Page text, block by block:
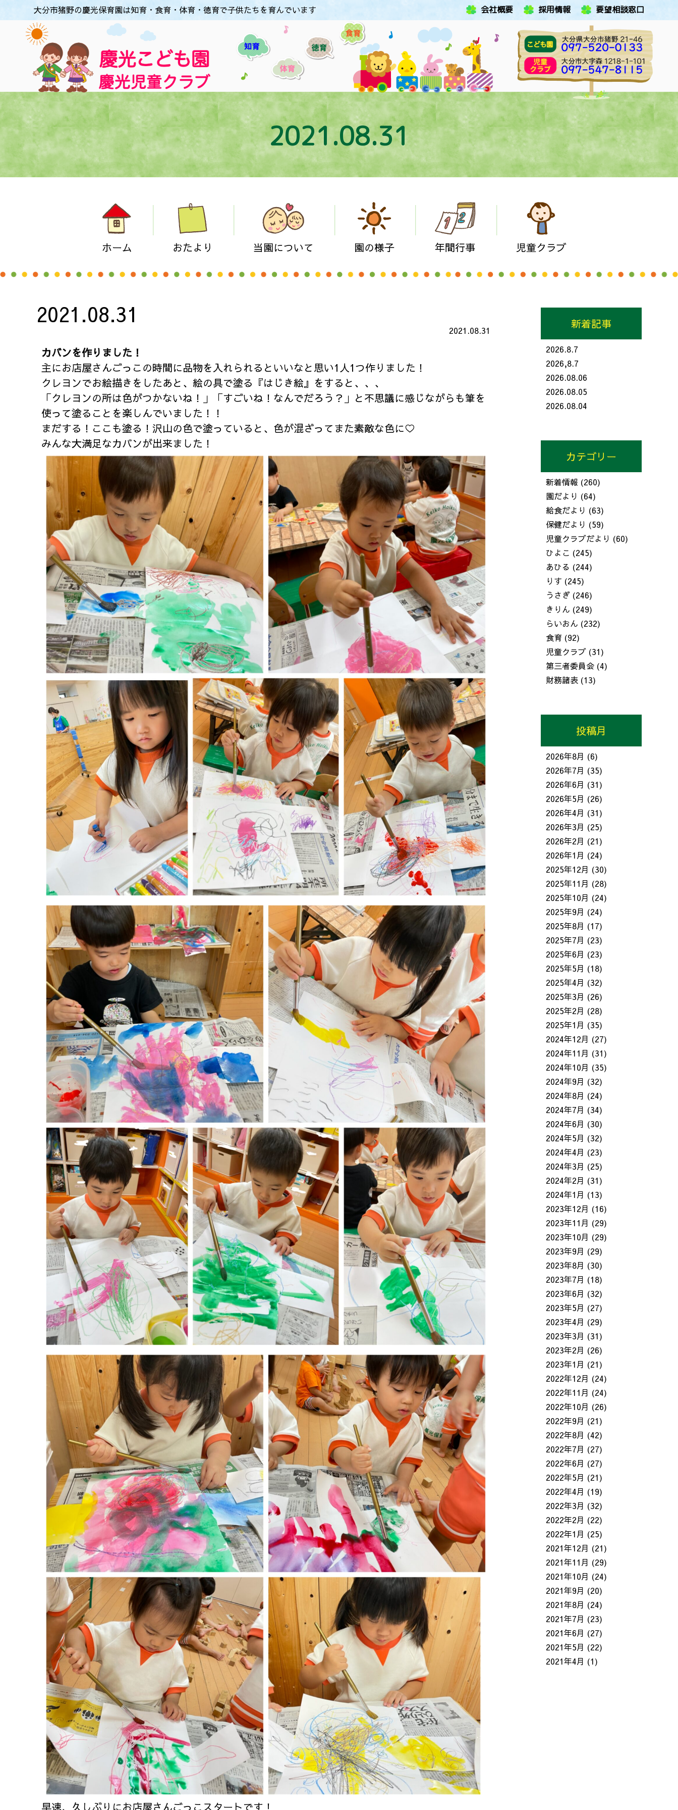
大分市猪野の慶光保育園は知育・食育・体育・徳育で子供たちを育んでいます 会社概要 採用情報 要望相談窓口
2021.08.31
ホーム おたより 当園について 園の様子 年間行事 児童クラブ
2021.08.31
2021.08.31
カバンを作りました！
主にお店屋さんごっこの時間に品物を入れられるといいなと思い1人1つ作りました！
クレヨンでお絵描きをしたあと、絵の具で塗る『はじき絵』をすると、、、
「クレヨンの所は色がつかないね！」「すごいね！なんでだろう？」と不思議に感じながらも筆を
使って塗ることを楽しんでいました！！
まだする！ここも塗る！沢山の色で塗っていると、色が混ざってまた素敵な色に♡
みんな大満足なカバンが出来ました！
早速、久しぶりにお店屋さんごっこスタートです！
新着記事
2026.8.7
2026,8.7
2026.08.06
2026.08.05
2026.08.04
カテゴリー
新着情報 (260)
園だより (64)
給食だより (63)
保健だより (59)
児童クラブだより (60)
ひよこ (245)
あひる (244)
りす (245)
うさぎ (246)
きりん (249)
らいおん (232)
食育 (92)
児童クラブ (31)
第三者委員会 (4)
財務諸表 (13)
投稿月
2026年8月 (6)
2026年7月 (35)
2026年6月 (31)
2026年5月 (26)
2026年4月 (31)
2026年3月 (25)
2026年2月 (21)
2026年1月 (24)
2025年12月 (30)
2025年11月 (28)
2025年10月 (24)
2025年9月 (24)
2025年8月 (17)
2025年7月 (23)
2025年6月 (23)
2025年5月 (18)
2025年4月 (32)
2025年3月 (26)
2025年2月 (28)
2025年1月 (35)
2024年12月 (27)
2024年11月 (31)
2024年10月 (35)
2024年9月 (32)
2024年8月 (24)
2024年7月 (34)
2024年6月 (30)
2024年5月 (32)
2024年4月 (23)
2024年3月 (25)
2024年2月 (31)
2024年1月 (13)
2023年12月 (16)
2023年11月 (29)
2023年10月 (29)
2023年9月 (29)
2023年8月 (30)
2023年7月 (18)
2023年6月 (32)
2023年5月 (27)
2023年4月 (29)
2023年3月 (31)
2023年2月 (26)
2023年1月 (21)
2022年12月 (24)
2022年11月 (24)
2022年10月 (26)
2022年9月 (21)
2022年8月 (42)
2022年7月 (27)
2022年6月 (27)
2022年5月 (21)
2022年4月 (19)
2022年3月 (32)
2022年2月 (22)
2022年1月 (25)
2021年12月 (21)
2021年11月 (29)
2021年10月 (24)
2021年9月 (20)
2021年8月 (24)
2021年7月 (23)
2021年6月 (27)
2021年5月 (22)
2021年4月 (1)